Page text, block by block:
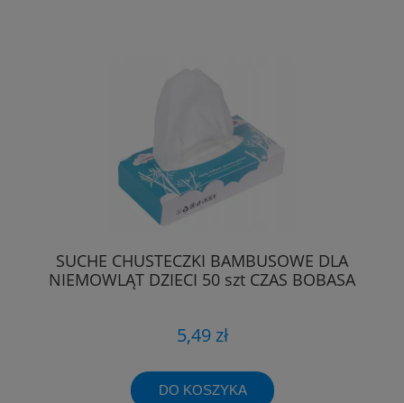
SUCHE CHUSTECZKI BAMBUSOWE DLA
NIEMOWLĄT DZIECI 50 szt CZAS BOBASA
5,49 zł
DO KOSZYKA